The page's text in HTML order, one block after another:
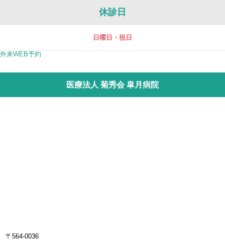
休診日
日曜日・祝日
外来WEB予約
医療法人 菊秀会 皐月病院
〒564-0036